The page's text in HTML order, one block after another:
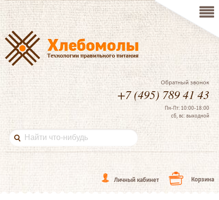
Обратный звонок
+7 (495) 789 41 43
Пн-Пт: 10:00-18:00
сб, вс: выходной
Личный кабинет Корзина